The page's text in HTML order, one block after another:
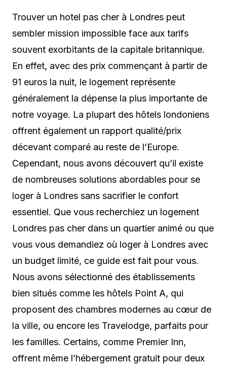
Trouver un hotel pas cher à Londres peut
sembler mission impossible face aux tarifs
souvent exorbitants de la capitale britannique.
En effet, avec des prix commençant à partir de
91 euros la nuit, le logement représente
généralement la dépense la plus importante de
notre voyage. La plupart des hôtels londoniens
offrent également un rapport qualité/prix
décevant comparé au reste de l’Europe.
Cependant, nous avons découvert qu’il existe
de nombreuses solutions abordables pour se
loger à Londres sans sacrifier le confort
essentiel. Que vous recherchiez un logement
Londres pas cher dans un quartier animé ou que
vous vous demandiez où loger à Londres avec
un budget limité, ce guide est fait pour vous.
Nous avons sélectionné des établissements
bien situés comme les hôtels Point A, qui
proposent des chambres modernes au cœur de
la ville, ou encore les Travelodge, parfaits pour
les familles. Certains, comme Premier Inn,
offrent même l’hébergement gratuit pour deux